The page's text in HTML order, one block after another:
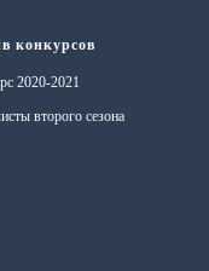
конкурсов
2020-2021
второго сезона